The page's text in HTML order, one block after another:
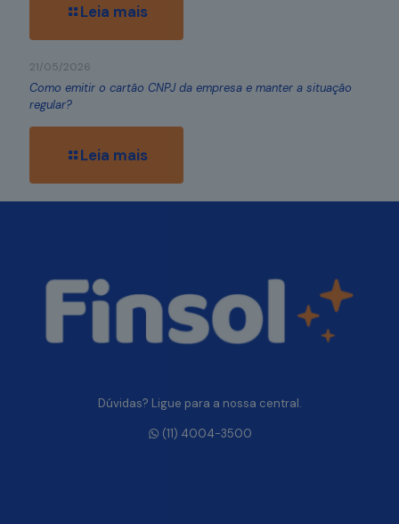
Leia mais
21/05/2026
Como emitir o cartão CNPJ da empresa e manter a situação
regular?
Leia mais
Dúvidas? Ligue para a nossa central.
(11) 4004-3500